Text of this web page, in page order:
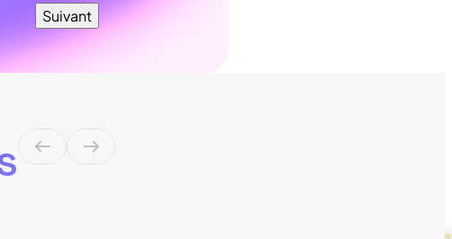
Suivant